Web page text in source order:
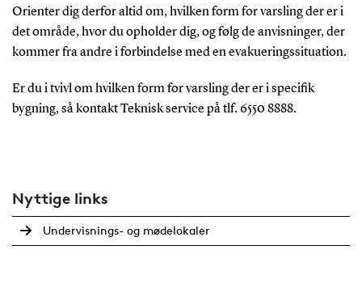
Orienter dig derfor altid om, hvilken form for varsling der er i
det område, hvor du opholder dig, og følg de anvisninger, der
kommer fra andre i forbindelse med en evakueringssituation.
Er du i tvivl om hvilken form for varsling der er i specifik
bygning, så kontakt Teknisk service på tlf. 6550 8888.
Nyttige links
Undervisnings- og mødelokaler